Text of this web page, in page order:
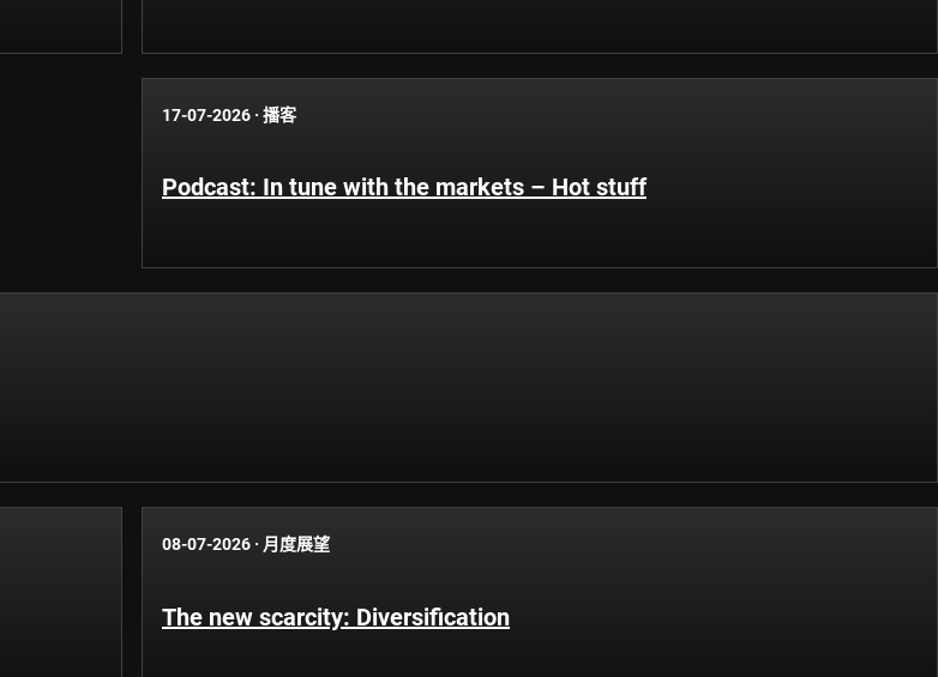
17-07-2026 · 播客
Podcast: In tune with the markets – Hot stuff
08-07-2026 · 月度展望
The new scarcity: Diversification